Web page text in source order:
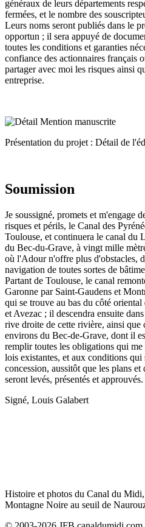
généraux de leurs départements
fermées, et le nombre des
Leurs noms seront publiés dans le
opportun ; il sera appuyé de
toutes les conditions et garanties
confiance des actionnaires français
partager avec moi les risques ainsi
entreprise.
Présentation du projet : Détail de
Soumission
Je soussigné, promets et m'engage
risques et périls, le Canal des
Toulouse, et continuera le canal du
du Bec-du-Grave, à vingt mille
où l'Adour n'offre plus d'obstacles,
navigation de toutes sortes de
Partant de Toulouse, le canal
Garonne par Saint-Gaudens et
qui se trouve au bas du côté
et Avezac ; il descendra ensuite
rive droite de cette rivière, ainsi
environs du Bec-de-Grave, dont il
remplir toutes les obligations qui me
lois existantes, et aux conditions qui
concession, aussitôt que les plans
seront levés, présentés et approuvés.
Signé, Louis Galabert
Histoire et photos du Canal du Midi,
Montagne Noire au seuil de